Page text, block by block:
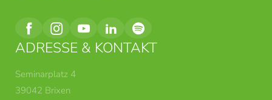
ADRESSE & KONTAKT
Seminarplatz 4
39042 Brixen